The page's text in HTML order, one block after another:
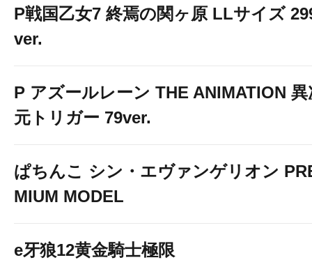
P戦国乙女7 終焉の関ヶ原 LLサイズ
ver.
P アズールレーン THE ANIMATION 異
元トリガー 79ver.
ぱちんこ シン・エヴァンゲリオン
MIUM MODEL
e牙狼12黄金騎士極限